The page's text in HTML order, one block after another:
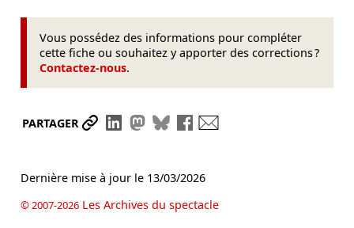
Vous possédez des informations pour compléter
cette fiche ou souhaitez y apporter des corrections ?
Contactez-nous.
PARTAGER Partager le lien
Partager sur LinkedIn
Partager sur Mastodon
Partager sur Bluesky
Partager sur Facebook
Dernière mise à jour le 13/03/2026
© 2007-2026Les Archives du spectacle